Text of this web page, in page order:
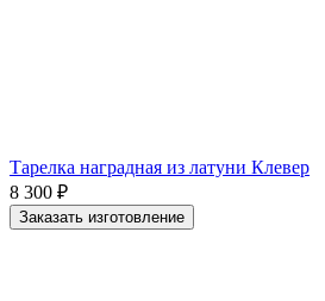
Тарелка наградная из латуни Клевер
8 300 ₽
Заказать изготовление